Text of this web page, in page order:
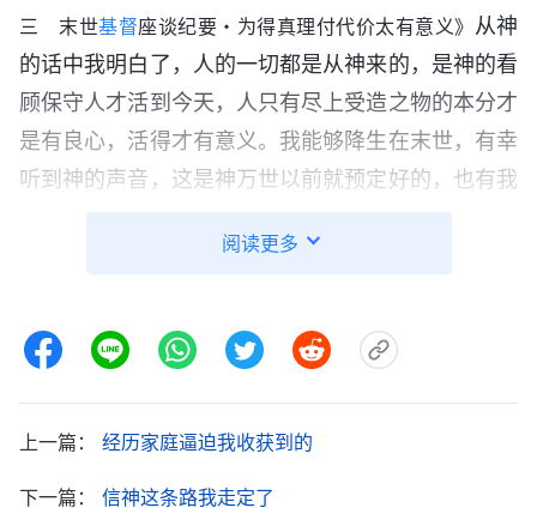
三 末世基督座谈纪要・为得真理付代价太有意义》 从神
的话中我明白了，人的一切都是从神来的，是神的看
顾保守人才活到今天，人只有尽上受造之物的本分才
是有良心，活得才有意义。我能够降生在末世，有幸
听到神的声音，这是神万世以前就预定好的，也有我
没尽过本分，上大学后我想尽本分但又放不下学业和
远。回想上学这几年我几乎都是跟外邦人打交道，慢
慢地我也随从邪恶潮流吃喝玩乐，吃喝神话语的时间
越来越少，而且变得越来越自私、诡诈，和不信神的
人没什么区别了。我想到弟兄姊妹的交通，只有在尽
本分中经历神的话才能得着真理，生命不断有长进，
阅读更多
上一篇： 经历家庭逼迫我收获到的
下一篇： 信神这条路我走定了